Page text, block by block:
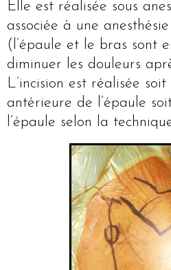
Elle est réalisée sous
associée à une
(l’épaule et le bras sont
diminuer les douleurs
L’incision est réalisée
antérieure de l’épaule
l’épaule selon la